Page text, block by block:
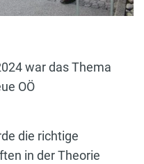
war das Thema
OÖ
die richtige
in der Theorie